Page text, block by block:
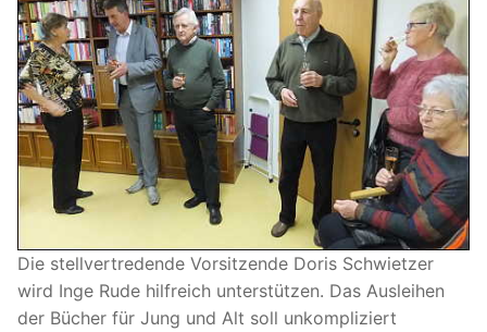
Die stellvertredende Vorsitzende Doris Schwietzer
wird Inge Rude hilfreich unterstützen. Das Ausleihen
der Bücher für Jung und Alt soll unkompliziert